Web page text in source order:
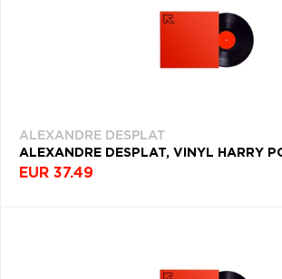
ALEXANDRE DESPLAT
EUR 37.49